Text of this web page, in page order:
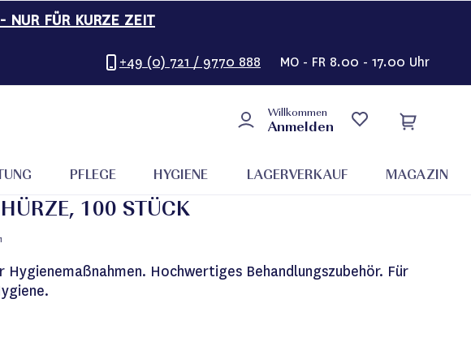
NUR FÜR KURZE ZEIT
+49 (0) 721 / 9770 888 MO - FR 8.00 - 17.00 Uhr
Willkommen
Anmelden
PFLEGE HYGIENE LAGERVERKAUF MAGAZIN
100 STÜCK
Hochwertiges Behandlungszubehör. Für